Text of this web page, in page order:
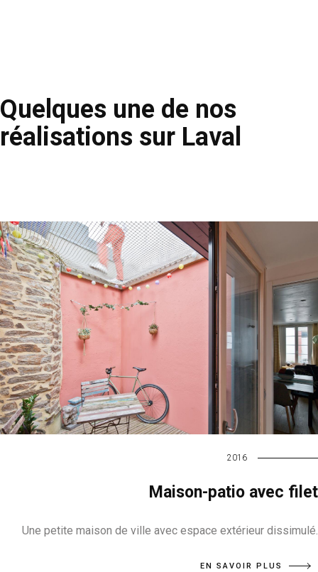
Quelques une de nos
réalisations sur Laval
2016
Maison-patio avec filet
Une petite maison de ville avec espace extérieur dissimulé.
EN SAVOIR PLUS